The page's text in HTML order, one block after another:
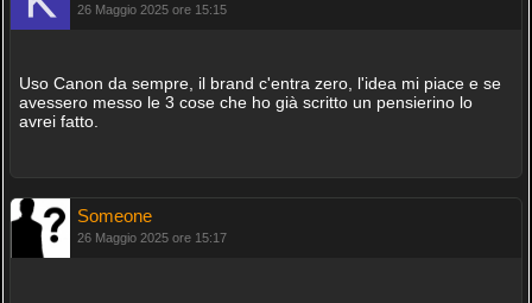
26 Maggio 2025 ore 15:15
Uso Canon da sempre, il brand c'entra zero, l'idea mi piace e se
avessero messo le 3 cose che ho già scritto un pensierino lo
avrei fatto.
Someone
26 Maggio 2025 ore 15:17